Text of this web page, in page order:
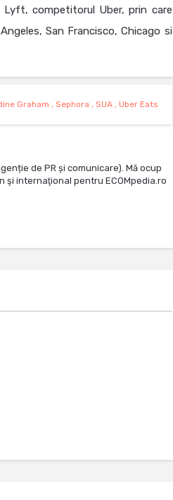
competitorul Uber, prin care
San Francisco, Chicago si
Graham , Sephora , SUA, Uber Eats
de PR și comunicare). Mă ocup
internaţional pentru ECOMpedia.ro